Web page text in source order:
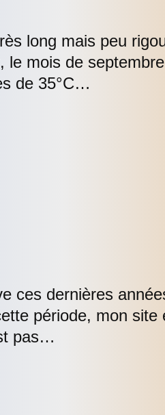
long mais peu
mois de
de 35°C…
ces dernières
période, mon
pas…